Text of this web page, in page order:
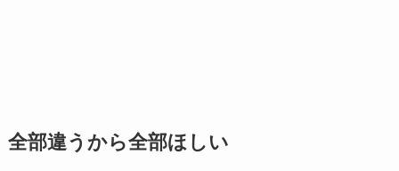
全部違うから全部ほしい